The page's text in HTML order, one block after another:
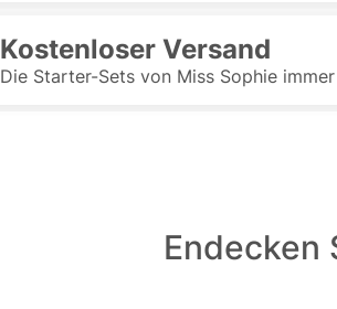
Kostenloser Versand
Die Starter-Sets von Miss Sophie
Endecken